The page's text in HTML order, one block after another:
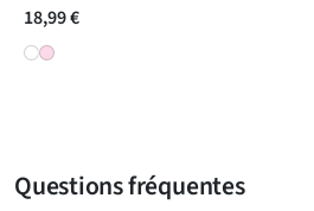
18,99 €
Questions fréquentes